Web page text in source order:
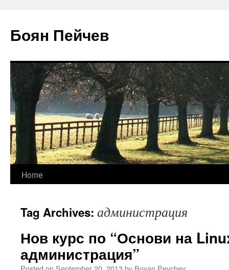
Боян Пейчев
Skip
content
Home
Tag Archives: администрация
Нов курс по “Основи на
администрация”